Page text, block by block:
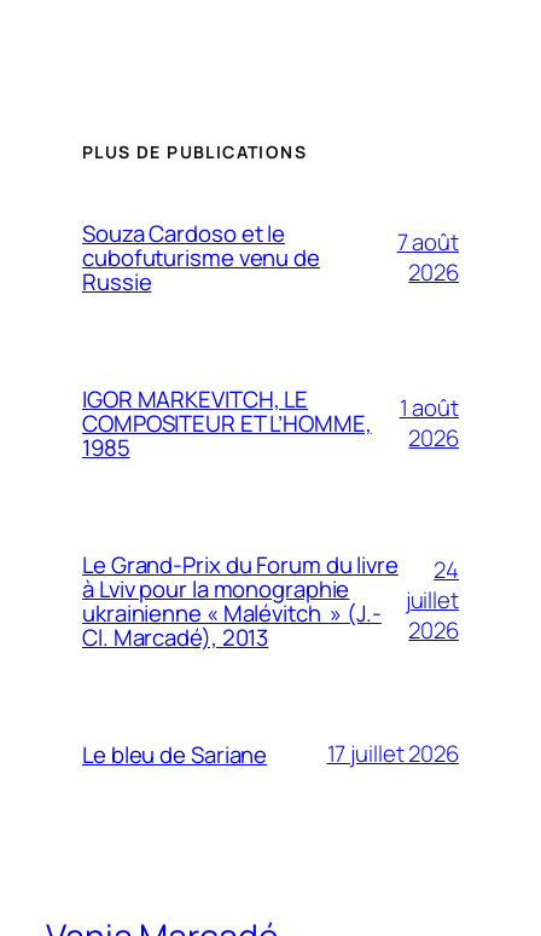
PLUS DE PUBLICATIONS
Souza Cardoso et le
cubofuturisme venu de
Russie
7 août
2026
IGOR MARKEVITCH, LE
COMPOSITEUR ET L’HOMME,
1985
1 août
2026
Le Grand-Prix du Forum du livre
à Lviv pour la monographie
ukrainienne « Malévitch » (J.-
Cl. Marcadé), 2013
24
juillet
2026
Le bleu de Sariane 17 juillet 2026